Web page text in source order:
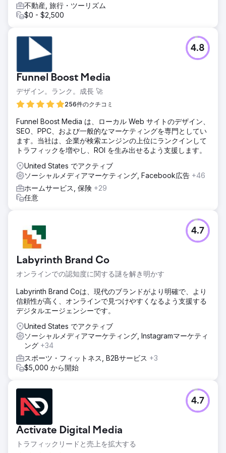
不動産, 旅行・ツーリズム
$0 - $2,500
Funnel Boost Media
デザイン。ランク。成長 🚀
256件のクチコミ
4.8
Funnel Boost Media は、ローカル Web サイトのデザイン、
SEO、PPC、および一般的なマーケティングを専門としてい
ます。当社は、企業が検索エンジンの上位にランクインして
トラフィックを増やし、ROI を生み出せるよう支援します。
United States でアクティブ
ソーシャルメディアマーケティング, Facebook広告 +46
ホームサービス, 保険 +29
任意
Labyrinth Brand Co
オンラインでの認知度に関する謎を解き明かす
4.7
Labyrinth Brand Coは、現代のブランドがより明確で、より
信頼性が高く、オンラインで見つけやすくなるよう支援する
デジタルエージェンシーです。
United States でアクティブ
ソーシャルメディアマーケティング, Instagramマーケティ
ング +34
スポーツ・フィットネス, B2Bサービス +3
$5,000 から開始
Activate Digital Media
トラフィックリードと売上を拡大する
4.7